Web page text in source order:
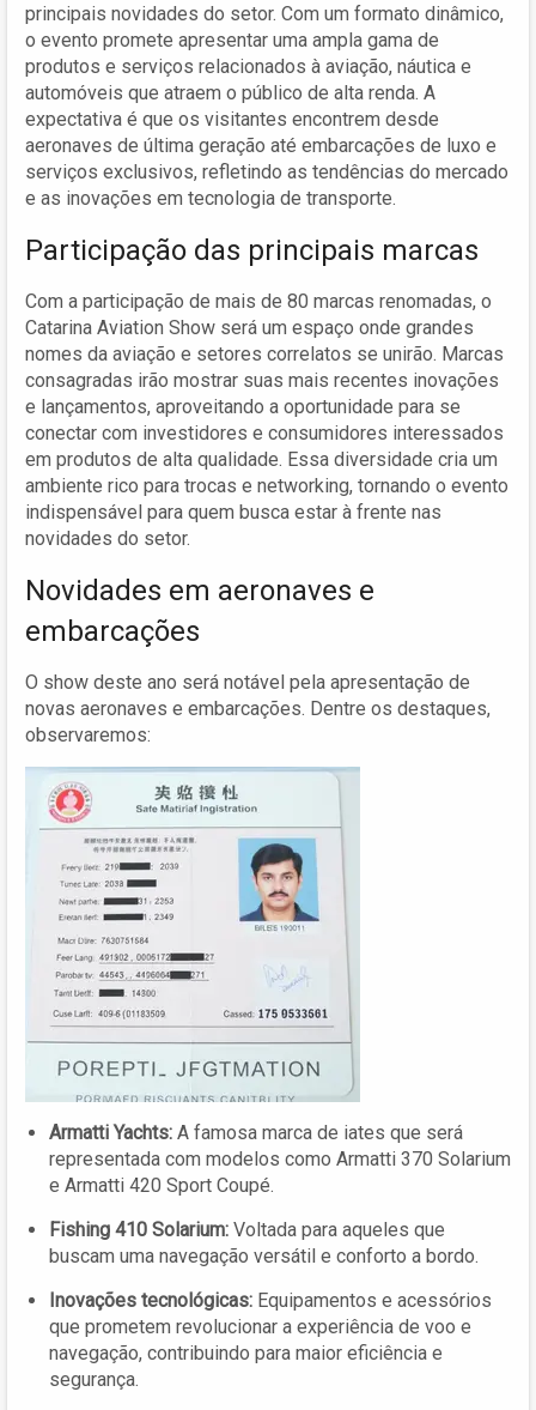
principais novidades do setor. Com um formato dinâmico,
o evento promete apresentar uma ampla gama de
produtos e serviços relacionados à aviação, náutica e
automóveis que atraem o público de alta renda. A
expectativa é que os visitantes encontrem desde
aeronaves de última geração até embarcações de luxo e
serviços exclusivos, refletindo as tendências do mercado
e as inovações em tecnologia de transporte.
Participação das principais marcas
Com a participação de mais de 80 marcas renomadas, o
Catarina Aviation Show será um espaço onde grandes
nomes da aviação e setores correlatos se unirão. Marcas
consagradas irão mostrar suas mais recentes inovações
e lançamentos, aproveitando a oportunidade para se
conectar com investidores e consumidores interessados
em produtos de alta qualidade. Essa diversidade cria um
ambiente rico para trocas e networking, tornando o evento
indispensável para quem busca estar à frente nas
novidades do setor.
Novidades em aeronaves e
embarcações
O show deste ano será notável pela apresentação de
novas aeronaves e embarcações. Dentre os destaques,
observaremos:
Armatti Yachts: A famosa marca de iates que será
representada com modelos como Armatti 370 Solarium
e Armatti 420 Sport Coupé.
Fishing 410 Solarium: Voltada para aqueles que
buscam uma navegação versátil e conforto a bordo.
Inovações tecnológicas: Equipamentos e acessórios
que prometem revolucionar a experiência de voo e
navegação, contribuindo para maior eficiência e
segurança.